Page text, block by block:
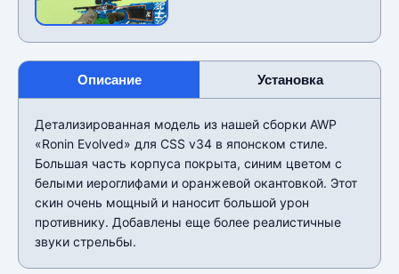
Описание Установка
Детализированная модель из нашей сборки AWP
«Ronin Evolved» для CSS v34 в японском стиле.
Большая часть корпуса покрыта, синим цветом с
белыми иероглифами и оранжевой окантовкой. Этот
скин очень мощный и наносит большой урон
противнику. Добавлены еще более реалистичные
звуки стрельбы.